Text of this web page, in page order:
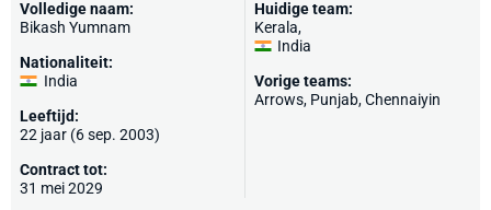
Volledige naam:
Bikash Yumnam
Nationaliteit:
India
Leeftijd:
22 jaar (6 sep. 2003)
Contract tot:
31 mei 2029
Huidige team:
Kerala,
India
Vorige teams:
Arrows, Punjab, Chennaiyin